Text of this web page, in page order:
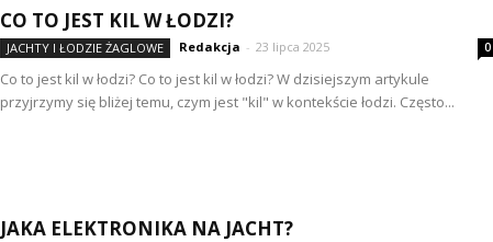
CO TO JEST KIL W ŁODZI?
JACHTY I ŁODZIE ŻAGLOWE Redakcja - 23 lipca 2025 0
Co to jest kil w łodzi? Co to jest kil w łodzi? W dzisiejszym artykule
przyjrzymy się bliżej temu, czym jest "kil" w kontekście łodzi. Często...
JAKA ELEKTRONIKA NA JACHT?